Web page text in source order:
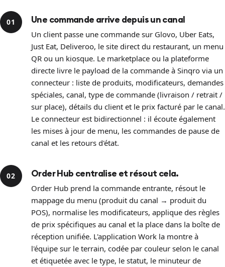
01 Une commande arrive depuis un canal
Un client passe une commande sur Glovo, Uber Eats,
Just Eat, Deliveroo, le site direct du restaurant, un menu
QR ou un kiosque. Le marketplace ou la plateforme
directe livre le payload de la commande à Sinqro via un
connecteur : liste de produits, modificateurs, demandes
spéciales, canal, type de commande (livraison / retrait /
sur place), détails du client et le prix facturé par le canal.
Le connecteur est bidirectionnel : il écoute également
les mises à jour de menu, les commandes de pause de
canal et les retours d'état.
02 Order Hub centralise et résout cela.
Order Hub prend la commande entrante, résout le
mappage du menu (produit du canal → produit du
POS), normalise les modificateurs, applique des règles
de prix spécifiques au canal et la place dans la boîte de
réception unifiée. L'application Work la montre à
l'équipe sur le terrain, codée par couleur selon le canal
et étiquetée avec le type, le statut, le minuteur de